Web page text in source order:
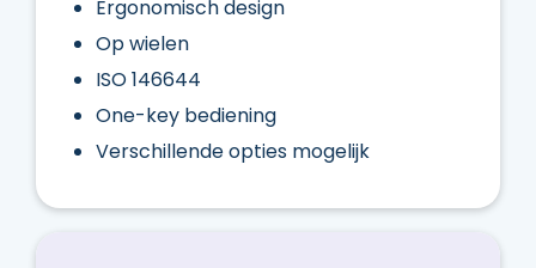
Ergonomisch design
Op wielen
ISO 146644
One-key bediening
Verschillende opties mogelijk